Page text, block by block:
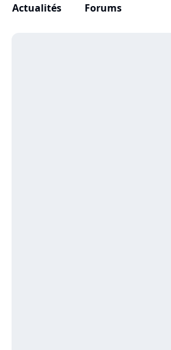
Actualités Forums